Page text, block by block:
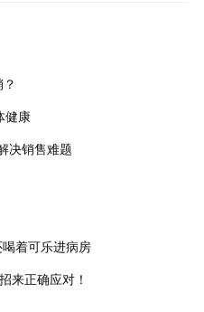
健康
决销售难题
着可乐进病房
来正确应对！